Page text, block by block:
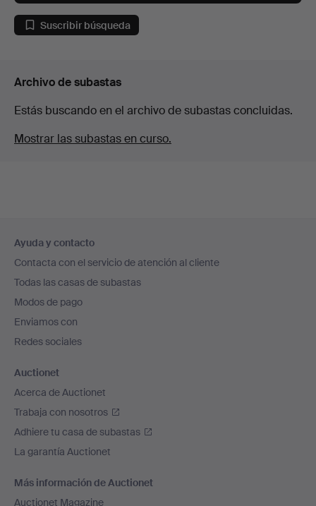
Suscribir búsqueda
Archivo de subastas
Estás buscando en el archivo de subastas concluidas.
Mostrar las subastas en curso.
en
el
pie
de
página
Ayuda y contacto
Contacta con el servicio de atención al cliente
Todas las casas de subastas
Modos de pago
Enviamos con
Redes sociales
Auctionet
Acerca de Auctionet
Trabaja con nosotros
Adhiere tu casa de subastas
La garantía Auctionet
Más información de Auctionet
Auctionet Magazine